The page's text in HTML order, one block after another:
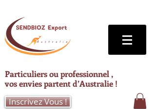
Particuliers ou professionnel ,
vos envies partent d’Australie !
Inscrivez Vous !